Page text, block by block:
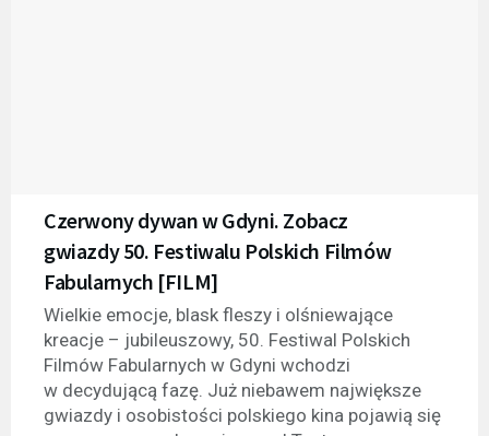
Czerwony dywan w Gdyni. Zobacz
gwiazdy 50. Festiwalu Polskich Filmów
Fabularnych [FILM]
Wielkie emocje, blask fleszy i olśniewające
kreacje – jubileuszowy, 50. Festiwal Polskich
Filmów Fabularnych w Gdyni wchodzi
w decydującą fazę. Już niebawem największe
gwiazdy i osobistości polskiego kina pojawią się